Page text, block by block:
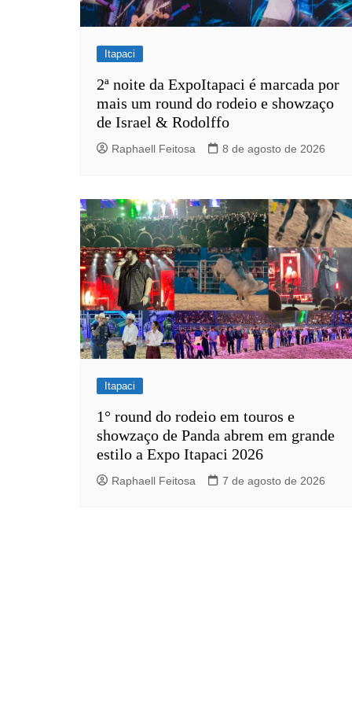
Rianápolis
Rio Verde
Santa Isabel
Santa Terezinha de Goiás
Senador Canedo
Uruaçu
Uruana
Uirapuru
Itapaci
2ª noite da ExpoItapaci é marcada por
mais um round do rodeio e showzaço
de Israel & Rodolffo
Raphaell Feitosa 8 de agosto de 2026
Itapaci
1° round do rodeio em touros e
showzaço de Panda abrem em grande
estilo a Expo Itapaci 2026
Raphaell Feitosa 7 de agosto de 2026